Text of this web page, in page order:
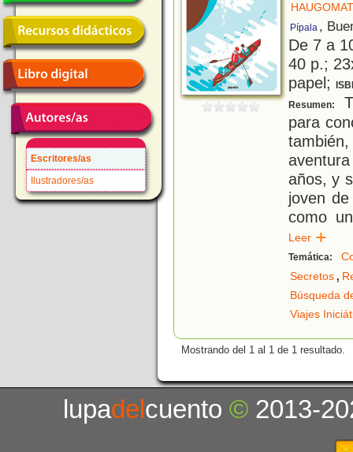
Escritores/as
Ilustradores/as
Pípala ,
De 7 a
40 p.;
papel;
Resumen:
para
años, y
joven
como
Leer
Temática:
Secretos,
Búsqueda
Viajes
Mostrando del 1 al 1 de 1 resultado.
lupadelcuento© 2013-